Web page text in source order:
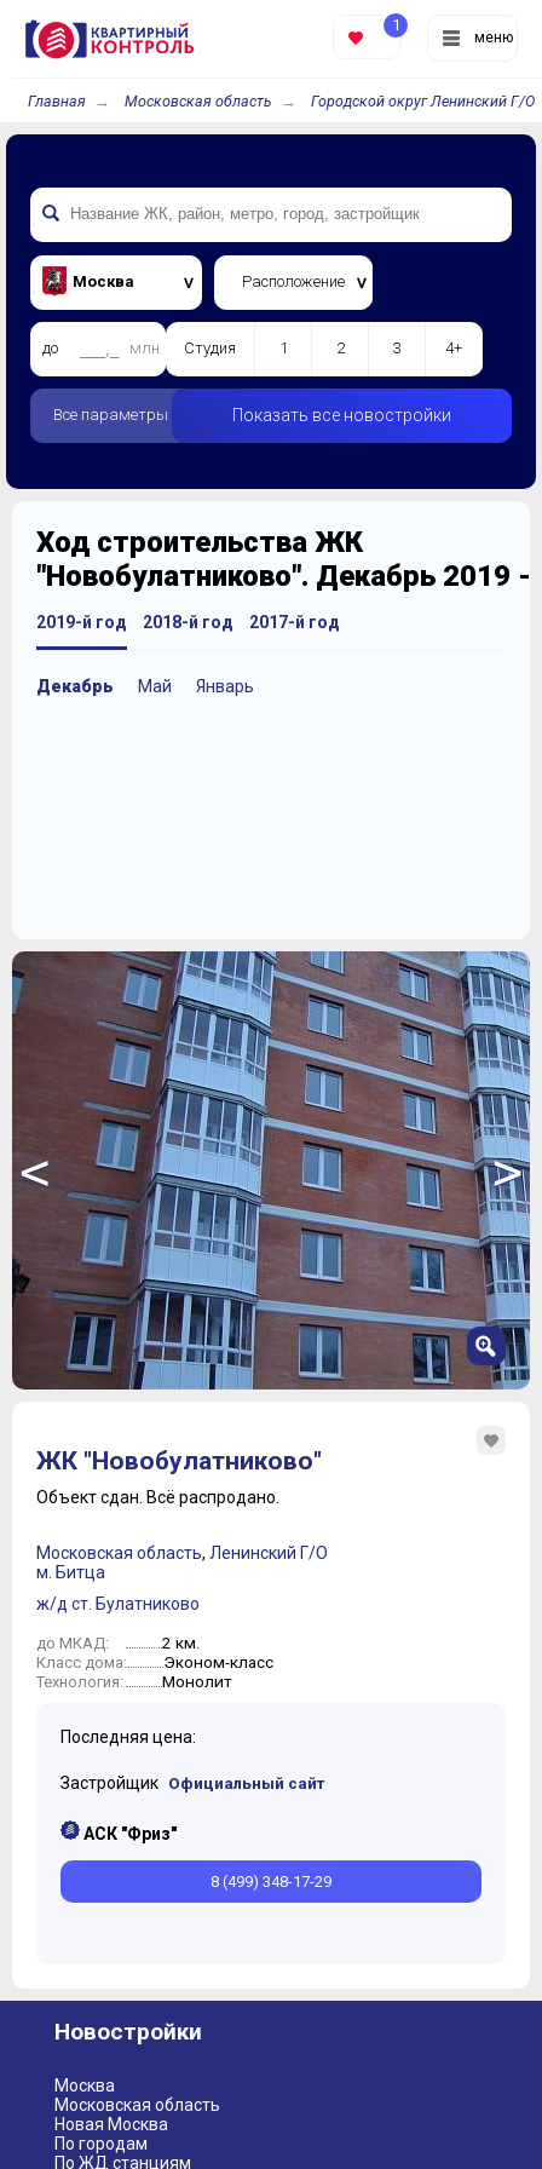
меню
1
Главная Московская область Городской округ Ленинский Г/О
Москва Расположение
до млн. Студия 1 2 3 4+
Все параметры Показать все новостройки
Ход строительства ЖК
"Новобулатниково". Декабрь 2019
2019-й год
Декабрь Май Январь
2018-й год 2017-й год
< >
3
4
6
7
8
ЖК "Новобулатниково"
Объект сдан. Всё распродано.
Московская область, Ленинский Г/О
м. Битца
ж/д ст. Булатниково
до МКАД: 2 км.
Класс дома: Эконом-класс
Технология: Монолит
Последняя цена:
Застройщик Официальный сайт
АСК "Фриз"
8 (499) 348-17-29
Новостройки
Москва
Московская область
Новая Москва
По городам
По ЖД станциям